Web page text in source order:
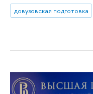
довузовская подготовка